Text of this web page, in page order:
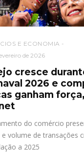
E ECONOMIA
de 2026
cresce
2026 e
ganham
do comércio
e volume de transações
a 2025